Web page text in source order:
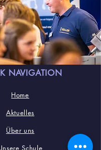
NAVIGATION
Home
Aktuelles
Über uns
Schule